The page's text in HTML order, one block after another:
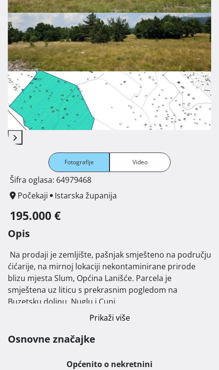
Fotografije Video
Šifra oglasa: 64979468
Počekaji
Istarska županija
195.000 €
Opis
ćićarije, na mirnoj lokaciji nekontaminirane prirode
blizu mjesta Slum, Općina Lanišće. Parcela je
smještena uz liticu s prekrasnim pogledom na
Buzetsku dolinu, Nuglu i Cunj.
Buzeta. Zemljište ima mogućnost priključka vode na
parceli. (profil cjevovoda DN 125). Uredno vlasništvo
1/1. k.č. 3403/14
Prikaži više
Osnovne značajke
Općenito o nekretnini